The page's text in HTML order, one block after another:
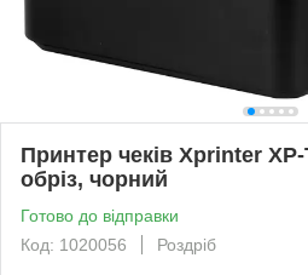
Принтер чеків Xprinter
обріз, чорний
Готово до відправки
Код: 1020056
Роздріб